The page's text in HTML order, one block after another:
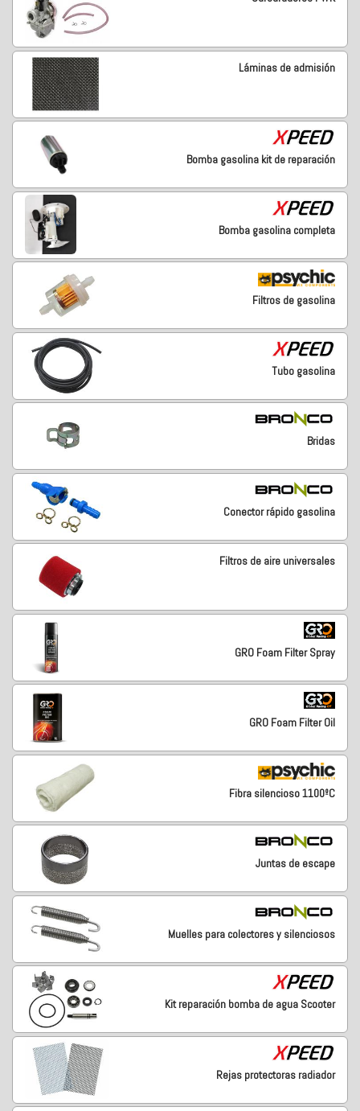
Láminas de admisión
Bomba gasolina kit de reparación
Bomba gasolina completa
Filtros de gasolina
Tubo gasolina
Bridas
Conector rápido gasolina
Filtros de aire universales
GRO Foam Filter Spray
GRO Foam Filter Oil
Fibra silencioso 1100ºC
Juntas de escape
Muelles para colectores y silenciosos
Kit reparación bomba de agua Scooter
Rejas protectoras radiador